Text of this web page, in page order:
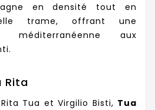
en densité tout en
trame, offrant une
méditerranéenne aux
Rita
Tua et Virgilio Bisti, Tua